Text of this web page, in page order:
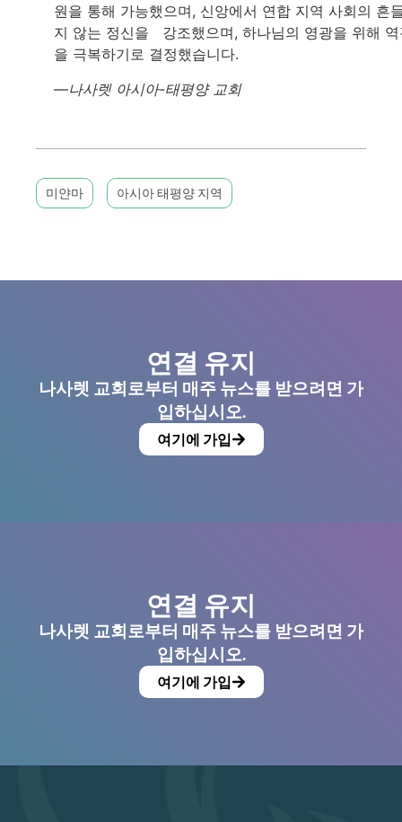
원을 통해 가능했으며, 신앙에서 연합 지역 사회의 흔
지 않는 정신을 강조했으며, 하나님의 영광을 위해 역
을 극복하기로 결정했습니다.
—나사렛 아시아-태평양 교회
미얀마 아시아 태평양 지역
연결 유지
나사렛 교회로부터 매주 뉴스를 받으려면 가
입하십시오.
여기에 가입
연결 유지
나사렛 교회로부터 매주 뉴스를 받으려면 가
입하십시오.
여기에 가입